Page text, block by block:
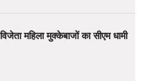
महिला मुक्केबाजों का सीएम धामी